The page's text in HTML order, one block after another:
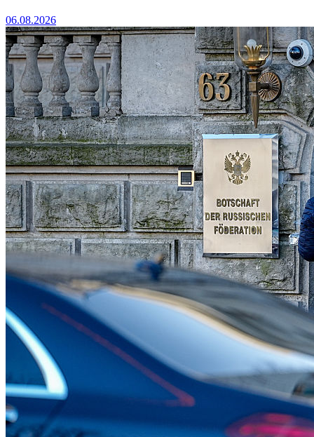
06.08.2026